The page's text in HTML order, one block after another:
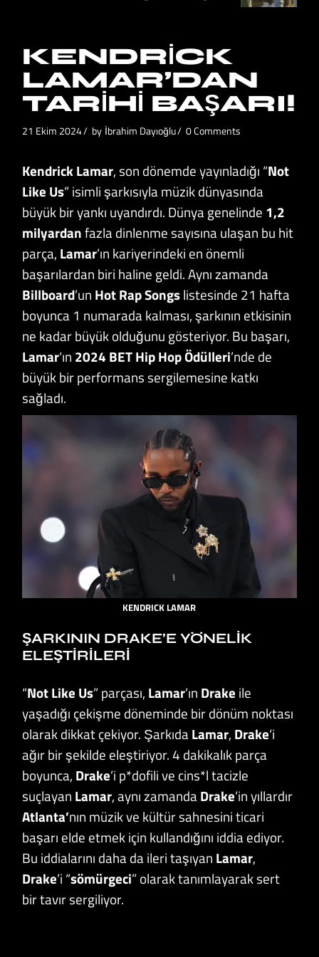
KENDRICK
LAMAR’DAN
TARIHI BAŞARI!
21 Ekim 2024 by İbrahim Dayıoğlu 0 Comments
Kendrick Lamar, son dönemde yayınladığı “Not
Like Us” isimli şarkısıyla müzik dünyasında
büyük bir yankı uyandırdı. Dünya genelinde 1,2
milyardanfazla dinlenme sayısına ulaşan bu hit
parça, Lamar’ın kariyerindeki en önemli
başarılardan biri haline geldi. Aynı zamanda
Billboard’un Hot Rap Songslistesinde 21 hafta
boyunca 1 numarada kalması, şarkının etkisinin
ne kadar büyük olduğunu gösteriyor. Bu başarı,
Lamar‘ın 2024 BET Hip Hop Ödülleri’nde de
büyük bir performans sergilemesine katkı
sağladı.
KENDRICK LAMAR
ŞARKININ DRAKE’E YÖNELIK
ELEŞTIRILERI
“Not Like Us” parçası, Lamar’ın Drake ile
yaşadığı çekişme döneminde bir dönüm noktası
olarak dikkat çekiyor. ŞarkıdaLamar, Drake‘i
ağır bir şekilde eleştiriyor. 4 dakikalık parça
boyunca, Drake’i p*dofili ve cins*l tacizle
suçlayan Lamar, aynı zamandaDrake’in yıllardır
Atlanta’nın müzik ve kültür sahnesini ticari
başarı elde etmek için kullandığını iddia ediyor.
Bu iddialarını daha da ileri taşıyan Lamar,
Drake’i “sömürgeci” olarak tanımlayarak sert
bir tavır sergiliyor.